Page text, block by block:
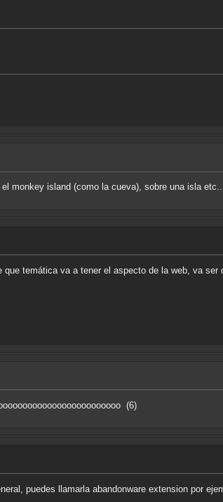
monkey island (como la cueva), sobre una isla
que temática va a tener el aspecto de la web, va
(6)
puedes llamarla abandonware extension por